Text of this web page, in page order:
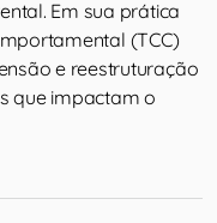
Em sua prática
(TCC)
e reestruturação
que impactam o